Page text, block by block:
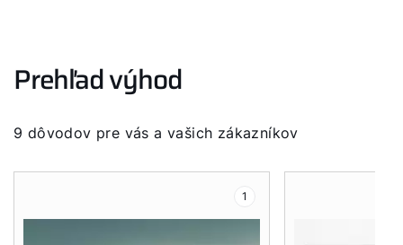
Prehľad výhod
9 dôvodov pre vás a vašich zákazníkov
1
Dôležité odkazy